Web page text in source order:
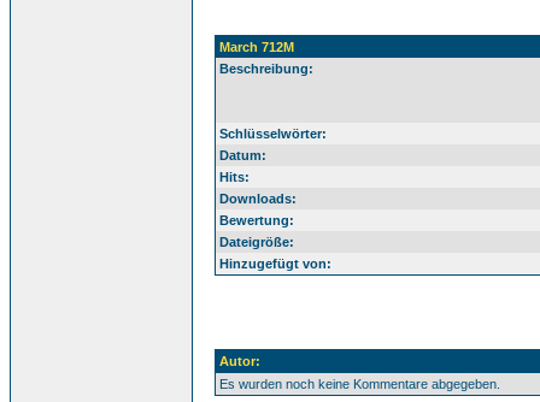
March 712M
Beschreibung:
Schlüsselwörter:
Datum:
Hits:
Downloads:
Bewertung:
Dateigröße:
Hinzugefügt von:
Autor:
Es wurden noch keine Kommentare abgegeben.